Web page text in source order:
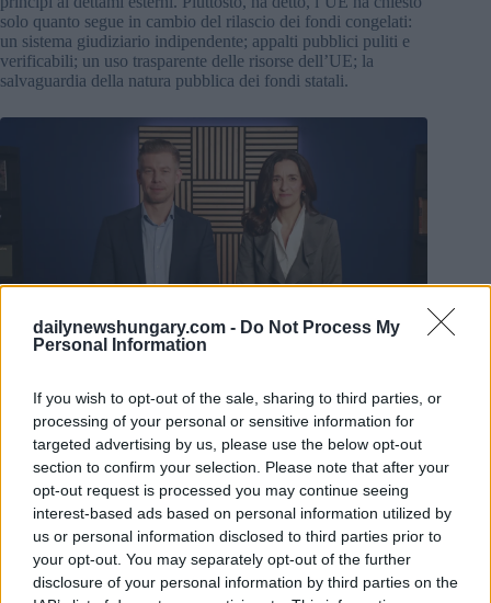
dailynewshungary.com - Do Not Process My
Personal Information
If you wish to opt-out of the sale, sharing to third parties, or
processing of your personal or sensitive information for
targeted advertising by us, please use the below opt-out
section to confirm your selection. Please note that after your
opt-out request is processed you may continue seeing
interest-based ads based on personal information utilized by
us or personal information disclosed to third parties prior to
your opt-out. You may separately opt-out of the further
disclosure of your personal information by third parties on the
solo quanto segue in cambio del rilascio dei fondi congelati:
un sistema giudiziario indipendente; appalti pubblici puliti e
verificabili; un uso trasparente delle risorse dell’UE; la
salvaguardia della natura pubblica dei fondi statali.
Péter Magyar e Anita Orbán. Foto:Facebook/Orbán Anita
Secondo la signora Orbán, gli elettori hanno conferito un
mandato storico per attuare queste misure e garantire così i
fondi dovuti all’Ungheria.
Migrazione e guerra in Ucraina
Rispondendo alle domande, la signora Orbán ha detto che la
multa giornaliera di 1 milione di euro imposta all’Ungheria